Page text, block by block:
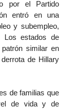
por el Partido
entró en una
y subempleo,
Los estados de
similar en
de Hillary
de familias que
de vida y de